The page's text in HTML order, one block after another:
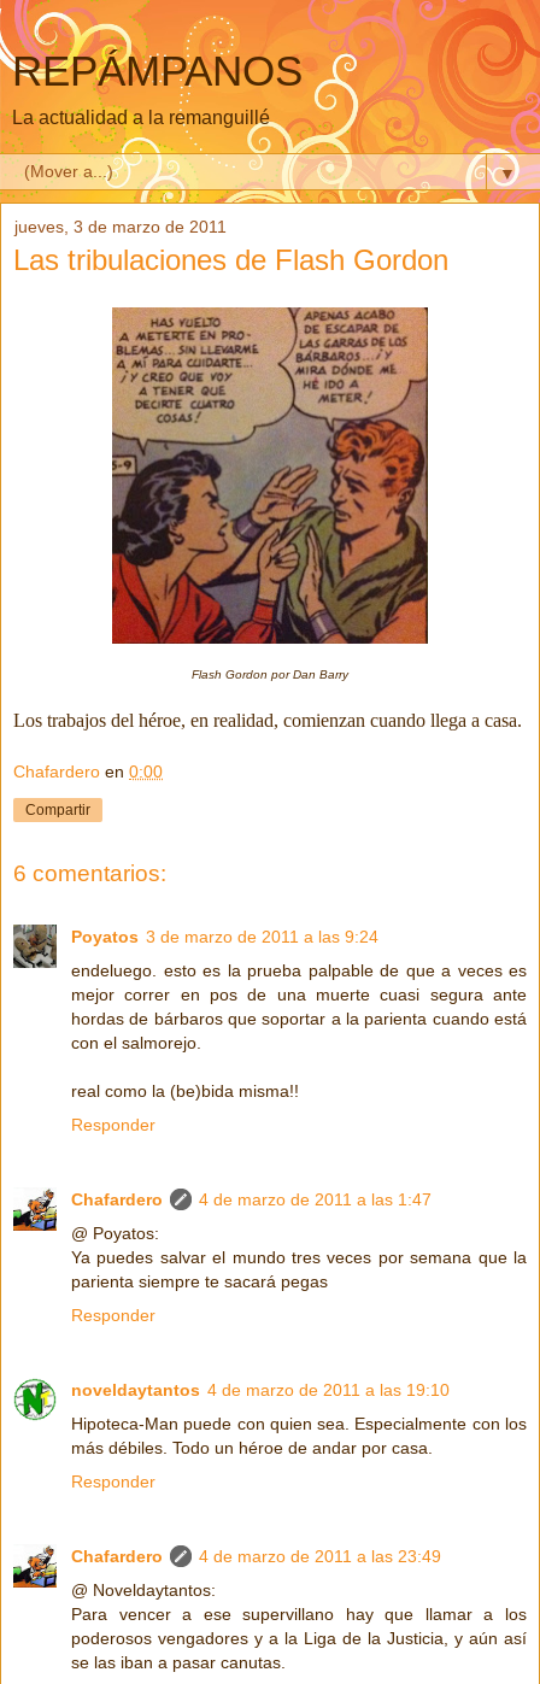
REPÁMPANOS
La actualidad a la remanguillé
▼
jueves, 3 de marzo de 2011
Las tribulaciones de Flash Gordon
Flash Gordon por Dan Barry
Los trabajos del héroe, en realidad, comienzan cuando llega a casa.
Chafardero en 0:00
Compartir
6 comentarios:
Poyatos 3 de marzo de 2011 a las 9:24
endeluego. esto es la prueba palpable de que a veces es
mejor correr en pos de una muerte cuasi segura ante
hordas de bárbaros que soportar a la parienta cuando está
con el salmorejo.
real como la (be)bida misma!!
Responder
Chafardero
4 de marzo de 2011 a las 1:47
@ Poyatos:
Ya puedes salvar el mundo tres veces por semana que la
parienta siempre te sacará pegas
Responder
noveldaytantos 4 de marzo de 2011 a las 19:10
Hipoteca-Man puede con quien sea. Especialmente con los
más débiles. Todo un héroe de andar por casa.
Responder
Chafardero
4 de marzo de 2011 a las 23:49
@ Noveldaytantos:
Para vencer a ese supervillano hay que llamar a los
poderosos vengadores y a la Liga de la Justicia, y aún así
se las iban a pasar canutas.